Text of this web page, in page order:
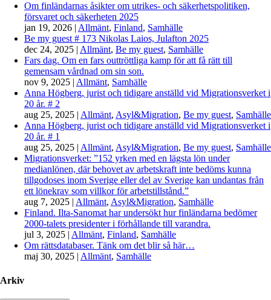
Om finländarnas åsikter om utrikes- och säkerhetspolitiken,
försvaret och säkerheten 2025
jan 19, 2026 | Allmänt, Finland, Samhälle
Be my guest # 173 Nikolas Laios, Julafton 2025
dec 24, 2025 | Allmänt, Be my guest, Samhälle
Fars dag. Om en fars outtröttliga kamp för att få rätt till
gemensam vårdnad om sin son.
nov 9, 2025 | Allmänt, Samhälle
Anna Högberg, jurist och tidigare anställd vid Migrationsverket i
20 år. # 2
aug 25, 2025 | Allmänt, Asyl&Migration, Be my guest, Samhälle
Anna Högberg, jurist och tidigare anställd vid Migrationsverket i
20 år. # 1
aug 25, 2025 | Allmänt, Asyl&Migration, Be my guest, Samhälle
Migrationsverket: ”152 yrken med en lägsta lön under
medianlönen, där behovet av arbetskraft inte bedöms kunna
tillgodoses inom Sverige eller del av Sverige kan undantas från
ett lönekrav som villkor för arbetstillstånd.”
aug 7, 2025 | Allmänt, Asyl&Migration, Samhälle
Finland. Ilta-Sanomat har undersökt hur finländarna bedömer
2000-talets presidenter i förhållande till varandra.
jul 3, 2025 | Allmänt, Finland, Samhälle
Om rättsdatabaser. Tänk om det blir så här…
maj 30, 2025 | Allmänt, Samhälle
Arkiv